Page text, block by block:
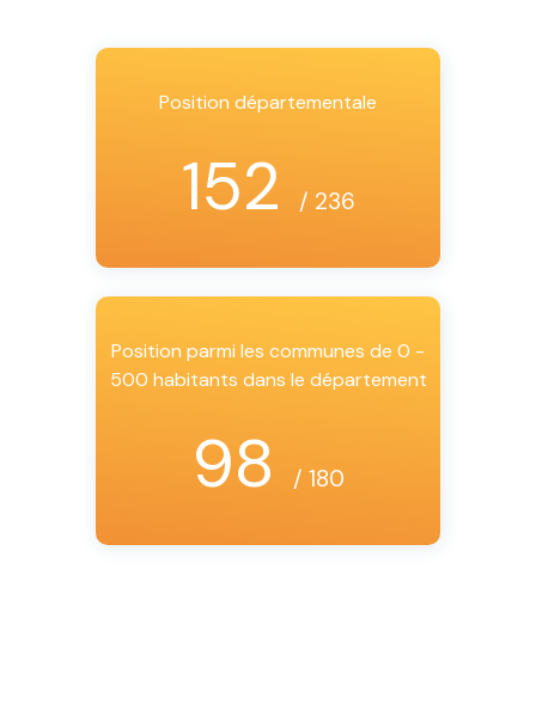
Position départementale
152 / 236
Position parmi les communes de 0 -
500 habitants dans le département
98 / 180